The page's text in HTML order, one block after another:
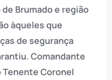
de Brumado e região
àqueles que
de segurança
Comandante
Tenente Coronel